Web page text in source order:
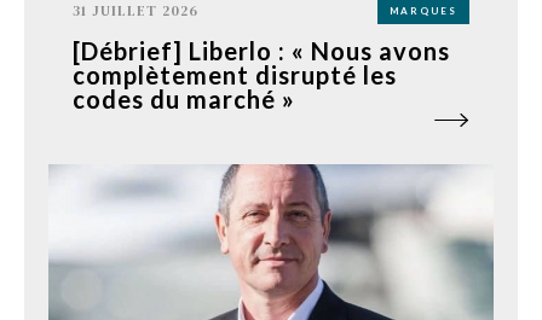
31 JUILLET 2026 MARQUES
[Débrief] Liberlo : « Nous avons
complètement disrupté les
codes du marché »